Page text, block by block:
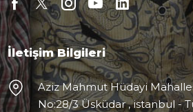
İletişim Bilgileri
Aziz Mahmut Hüdayi
No:28/3 Üsküdar , istanbul -